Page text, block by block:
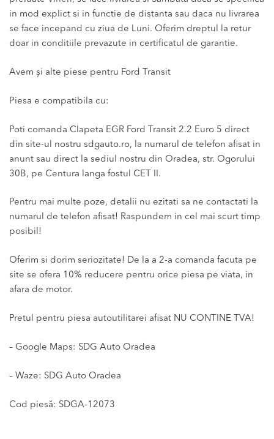
in mod explict si in functie de distanta sau daca nu livrarea
se face incepand cu ziua de Luni. Oferim dreptul la retur
doar in conditiile prevazute in certificatul de garantie.
Avem și alte piese pentru Ford Transit
Piesa e compatibila cu:
Poti comanda Clapeta EGR Ford Transit 2.2 Euro 5 direct
din site-ul nostru sdgauto.ro, la numarul de telefon afisat in
anunt sau direct la sediul nostru din Oradea, str. Ogorului
30B, pe Centura langa fostul CET II.
Pentru mai multe poze, detalii nu ezitati sa ne contactati la
numarul de telefon afisat! Raspundem in cel mai scurt timp
posibil!
Oferim si dorim seriozitate! De la a 2-a comanda facuta pe
site se ofera 10% reducere pentru orice piesa pe viata, in
afara de motor.
Pretul pentru piesa autoutilitarei afisat NU CONTINE TVA!
– Google Maps: SDG Auto Oradea
– Waze: SDG Auto Oradea
Cod piesă: SDGA-12073